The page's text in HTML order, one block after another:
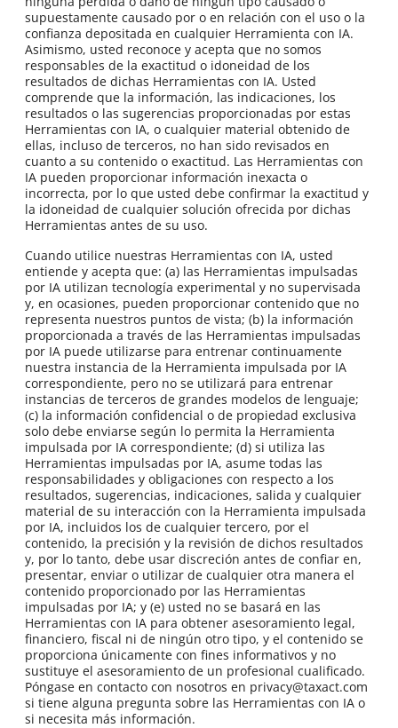
supuestamente causado por o en relación con el uso o la
confianza depositada en cualquier Herramienta con IA.
Asimismo, usted reconoce y acepta que no somos
responsables de la exactitud o idoneidad de los
resultados de dichas Herramientas con IA. Usted
comprende que la información, las indicaciones, los
resultados o las sugerencias proporcionadas por estas
Herramientas con IA, o cualquier material obtenido de
ellas, incluso de terceros, no han sido revisados en
cuanto a su contenido o exactitud. Las Herramientas con
IA pueden proporcionar información inexacta o
incorrecta, por lo que usted debe confirmar la exactitud y
la idoneidad de cualquier solución ofrecida por dichas
Herramientas antes de su uso.
Cuando utilice nuestras Herramientas con IA, usted
entiende y acepta que: (a) las Herramientas impulsadas
por IA utilizan tecnología experimental y no supervisada
y, en ocasiones, pueden proporcionar contenido que no
representa nuestros puntos de vista; (b) la información
proporcionada a través de las Herramientas impulsadas
por IA puede utilizarse para entrenar continuamente
nuestra instancia de la Herramienta impulsada por IA
correspondiente, pero no se utilizará para entrenar
instancias de terceros de grandes modelos de lenguaje;
(c) la información confidencial o de propiedad exclusiva
solo debe enviarse según lo permita la Herramienta
impulsada por IA correspondiente; (d) si utiliza las
Herramientas impulsadas por IA, asume todas las
responsabilidades y obligaciones con respecto a los
resultados, sugerencias, indicaciones, salida y cualquier
material de su interacción con la Herramienta impulsada
por IA, incluidos los de cualquier tercero, por el
contenido, la precisión y la revisión de dichos resultados
y, por lo tanto, debe usar discreción antes de confiar en,
presentar, enviar o utilizar de cualquier otra manera el
contenido proporcionado por las Herramientas
impulsadas por IA; y (e) usted no se basará en las
Herramientas con IA para obtener asesoramiento legal,
financiero, fiscal ni de ningún otro tipo, y el contenido se
proporciona únicamente con fines informativos y no
sustituye el asesoramiento de un profesional cualificado.
Póngase en contacto con nosotros en privacy@taxact.com
si tiene alguna pregunta sobre las Herramientas con IA o
si necesita más información.